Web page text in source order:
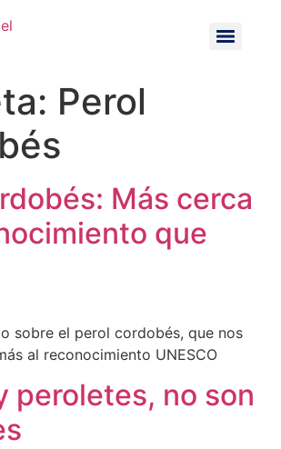
Perol
Más cerca
que
sobre el perol cordobés, que nos
al reconocimiento UNESCO
peroletes, no son